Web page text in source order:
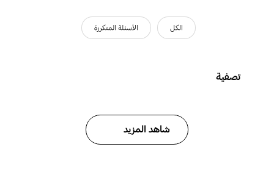
الكل الأسئلة المتكررة
تصفية
شاهد المزيد